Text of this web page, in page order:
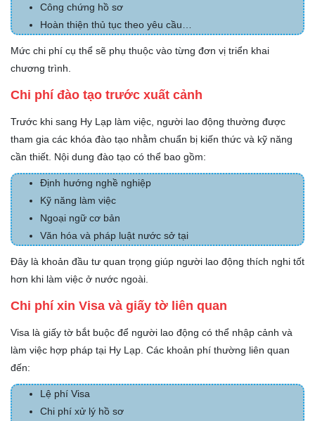
Công chứng hồ sơ
Hoàn thiện thủ tục theo yêu cầu…
Mức chi phí cụ thể sẽ phụ thuộc vào từng đơn vị triển khai
chương trình.
Chi phí đào tạo trước xuất cảnh
Trước khi sang Hy Lạp làm việc, người lao động thường được
tham gia các khóa đào tạo nhằm chuẩn bị kiến thức và kỹ năng
cần thiết. Nội dung đào tạo có thể bao gồm:
Định hướng nghề nghiệp
Kỹ năng làm việc
Ngoại ngữ cơ bản
Văn hóa và pháp luật nước sở tại
Đây là khoản đầu tư quan trọng giúp người lao động thích nghi tốt
hơn khi làm việc ở nước ngoài.
Chi phí xin Visa và giấy tờ liên quan
Visa là giấy tờ bắt buộc để người lao động có thể nhập cảnh và
làm việc hợp pháp tại Hy Lạp. Các khoản phí thường liên quan
đến:
Lệ phí Visa
Chi phí xử lý hồ sơ